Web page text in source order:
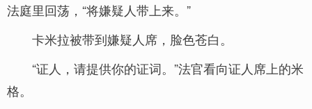
法庭里回荡，“将嫌疑人带上来。”
卡米拉被带到嫌疑人席，脸色苍白。
“证人，请提供你的证词。”法官看向证人席上的米
格。